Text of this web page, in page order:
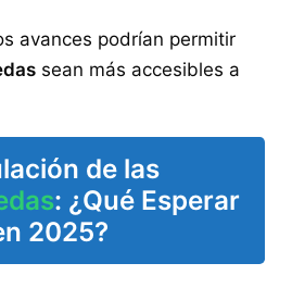
avances podrían permitir
sean más accesibles a
de las
: ¿Qué Esperar
2025?